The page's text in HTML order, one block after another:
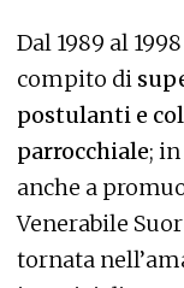
Dal 1989 al
compito di
postulanti e
parrocchiale;
anche a
Venerabile
tornata